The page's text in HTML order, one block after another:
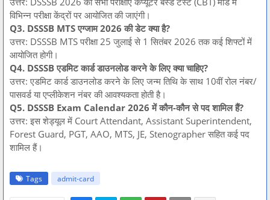
विभिन्न परीक्षा केंद्रों पर आयोजित की जाएंगी।
Q3. DSSSB MTS एग्जाम 2026 की डेट क्या है?
उत्तर: DSSSB MTS परीक्षा 25 जुलाई से 1 सितंबर 2026 तक कई शिफ्टों में
आयोजित होगी।
Q4. DSSSB एडमिट कार्ड डाउनलोड करने के लिए क्या चाहिए?
उत्तर: एडमिट कार्ड डाउनलोड करने के लिए जन्म तिथि के साथ 10वीं रोल नंबर/
पासवर्ड या एप्लीकेशन नंबर की आवश्यकता होती है।
Q5. DSSSB Exam Calendar 2026 में कौन-कौन से पद शामिल हैं?
उत्तर: इस शेड्यूल में Court Attendant, Assistant Superintendent,
Forest Guard, PGT, AAO, MTS, JE, Stenographer सहित कई पद
शामिल हैं।
Tags admit-card